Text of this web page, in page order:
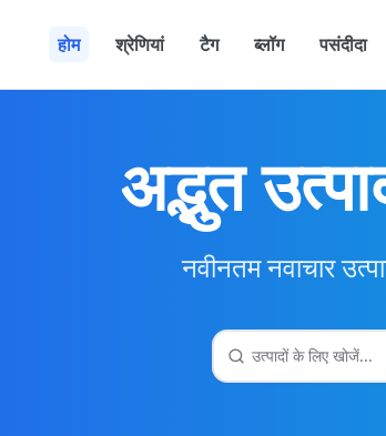
होम श्रेणियां टैग ब्लॉग पसंदीदा
अद्भुत
नवीनतम नवाचार